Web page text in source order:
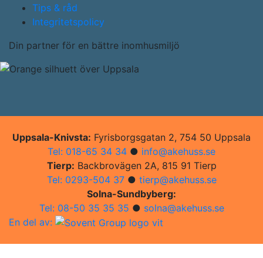
Tips & råd
Integritetspolicy
Din partner för en bättre inomhusmiljö
Uppsala-Knivsta: Fyrisborgsgatan 2, 754 50 Uppsala
Tel: 018-65 34 34 ● info@akehuss.se
Tierp: Backbrovägen 2A, 815 91 Tierp
Tel: 0293-504 37● tierp@akehuss.se
Solna-Sundbyberg:
Tel: 08-50 35 35 35 ● solna@akehuss.se
En del av: